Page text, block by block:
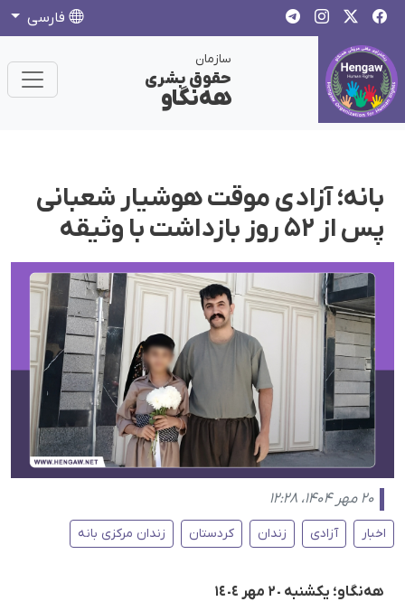
فارسی
سازمان
حقوق بشری
هەنگاو
بانه؛ آزادی موقت هوشیار شعبانی
پس از ۵۲ روز بازداشت با وثیقه
۲۰ مهر ۱۴۰۴، ۱۲:۲۸
اخبار آزادی زندان کردستان زندان مرکزی بانه
هه‌نگاو؛ یکشنبە ٢٠ مهر ١٤٠٤